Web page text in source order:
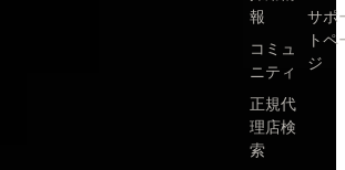
報
コミュ
ニティ
正規代
理店検
索
サポ
トペ
ジ